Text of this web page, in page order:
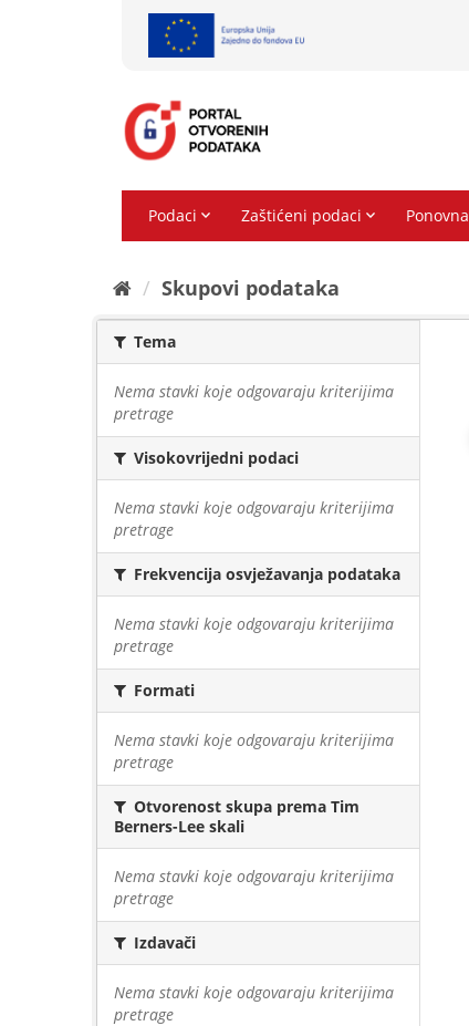
Skupovi podаtаkа
Tema
Nema stavki koje odgovaraju kriterijima
pretrage
Visokovrijedni podaci
Nema stavki koje odgovaraju kriterijima
pretrage
Frekvencija osvježavanja podataka
Nema stavki koje odgovaraju kriterijima
pretrage
Formati
Nema stavki koje odgovaraju kriterijima
pretrage
Otvorenost skupa prema Tim
Berners-Lee skali
Nema stavki koje odgovaraju kriterijima
pretrage
Izdavači
Nema stavki koje odgovaraju kriterijima
pretrage